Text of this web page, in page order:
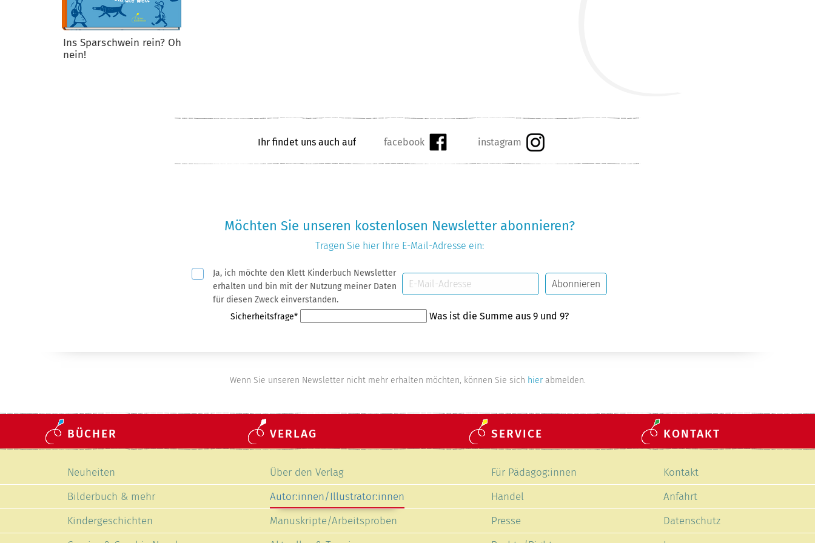
Ins Sparschwein rein? Oh
nein!
Ihr findet uns auch auf
Möchten Sie unseren kostenlosen Newsletter abonnieren?
Tragen Sie hier Ihre E-Mail-Adresse ein:
PflichtfeldJa, ich möchte den Klett Kinderbuch Newsletter
erhalten und bin mit der Nutzung meiner Daten
für diesen Zweck einverstanden.
Mail-
Adresse
Abonnieren
Pflichtfeld
Sicherheitsfrage* Was ist die Summe aus 9 und 9?
Wenn Sie unseren Newsletter nicht mehr erhalten möchten, können Sie sich hierabmelden.
BÜCHER
überspringen
Neuheiten
Bilderbuch & mehr
Kindergeschichten
VERLAG
überspringen
Über den Verlag
Autor:innen/Illustrator:innen
Manuskripte/Arbeitsproben
SERVICE
überspringen
Für Pädagog:innen
Handel
Presse
KONTAKT
überspringen
Kontakt
Anfahrt
Datenschutz